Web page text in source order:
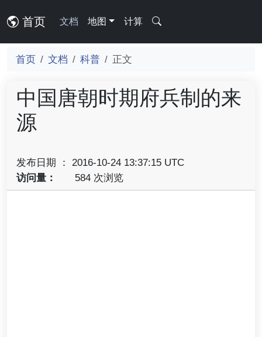
首页 文档 地图 计算
首页 文档 科普 正文
中国唐朝时期府兵制的来
源
发布日期 ： 2016-10-24 13:37:15 UTC
访问量：
584 次浏览